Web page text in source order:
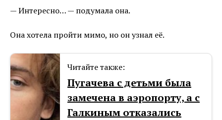
— Интересно… — подумала она.
Она хотела пройти мимо, но он узнал её.
Читайте также:
Пугачева с детьми была
замечена в аэропорту, а с
Галкиным отказались